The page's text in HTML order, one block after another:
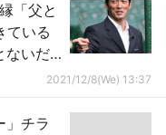
「父と
ている
ないだ
2021/12/8(We) 13:37
」チラ